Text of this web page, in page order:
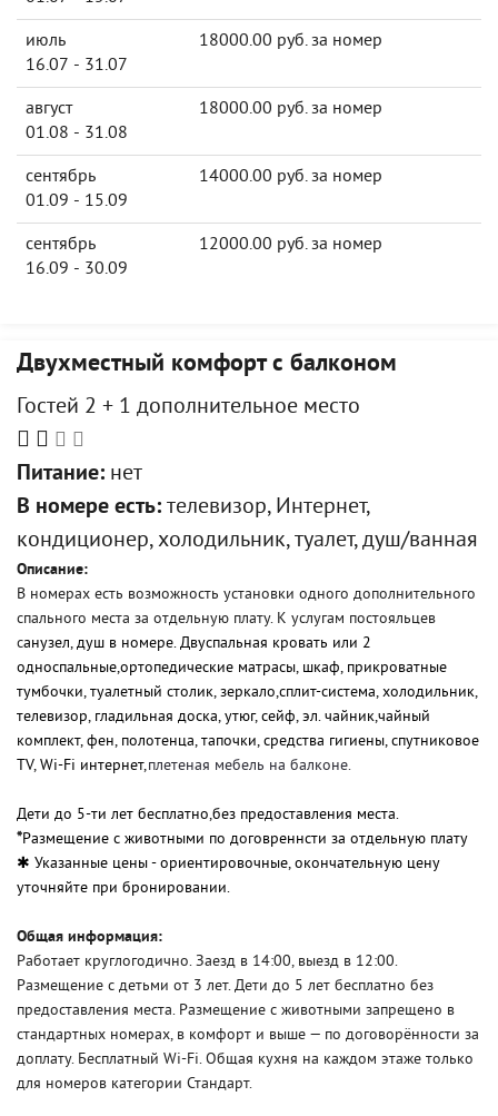
июль
16.07 - 31.07
18000.00 руб. за номер
август
01.08 - 31.08
18000.00 руб. за номер
сентябрь
01.09 - 15.09
14000.00 руб. за номер
сентябрь
16.09 - 30.09
12000.00 руб. за номер
Двухместный комфорт с балконом
Гостей 2 + 1 дополнительное место
Питание: нет
В номере есть: телевизор, Интернет,
кондиционер, холодильник, туалет, душ/ванная
Описание:
В номерах есть возможность установки одного дополнительного
спального места за отдельную плату. К услугам постояльцев
санузел, душ в номере. Двуспальная кровать или 2
односпальные,ортопедические матрасы, шкаф, прикроватные
тумбочки, туалетный столик, зеркало,сплит-система, холодильник,
телевизор, гладильная доска, утюг, сейф, эл. чайник,чайный
комплект, фен, полотенца, тапочки, средства гигиены, спутниковое
TV, Wi-Fi интернет,плетеная мебель на балконе.
Дети до 5-ти лет бесплатно,без предоставления места.
*Размещение с животными по договреннсти за отдельную плату
✱ Указанные цены - ориентировочные, окончательную цену
уточняйте при бронировании.
Общая информация:
Работает круглогодично. Заезд в 14:00, выезд в 12:00.
Размещение с детьми от 3 лет. Дети до 5 лет бесплатно без
предоставления места. Размещение с животными запрещено в
стандартных номерах, в комфорт и выше — по договорённости за
доплату. Бесплатный Wi-Fi. Общая кухня на каждом этаже только
для номеров категории Стандарт.